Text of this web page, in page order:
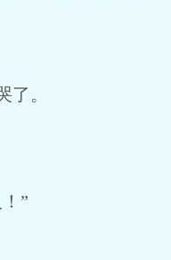
。
”